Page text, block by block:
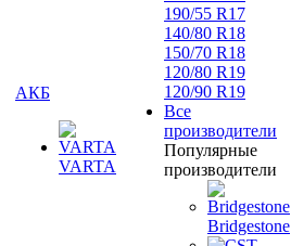
АКБ
VARTA
190/55 R17
140/80 R18
150/70 R18
120/80 R19
120/90 R19
Все
производители
Популярные
производители
Bridgestone